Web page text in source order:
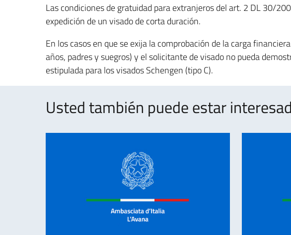
Las condiciones de gratuidad para extranjeros del art. 2 DL 30/
expedición de un visado de corta duración.
En los casos en que se exija la comprobación de la carga
años, padres y suegros) y el solicitante de visado no pueda
estipulada para los visados Schengen (tipo C).
Usted también puede estar